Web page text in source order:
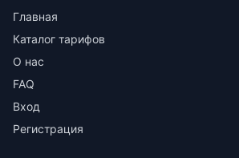
Главная
Каталог тарифов
О нас
FAQ
Вход
Регистрация